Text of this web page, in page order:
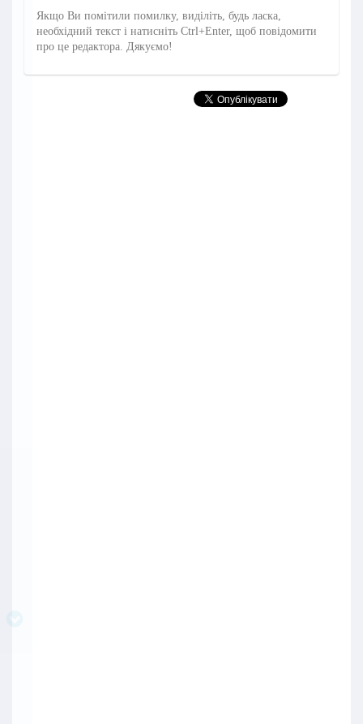
Якщо Ви помітили помилку, виділіть, будь ласка,
необхідний текст і натисніть Ctrl+Enter, щоб повідомити
про це редактора. Дякуємо!